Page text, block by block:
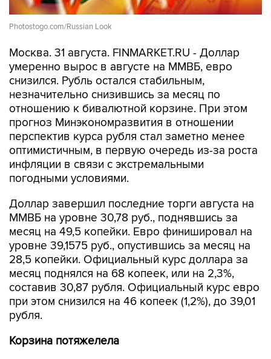
Photostogo.com/Russian Look
Москва. 31 августа. FINMARKET.RU - Доллар
умеренно вырос в августе на ММВБ, евро
снизился. Рубль остался стабильным,
незначительно снизившись за месяц по
отношению к бивалютной корзине. При этом
прогноз Минэкономразвития в отношении
перспектив курса рубля стал заметно менее
оптимистичным, в первую очередь из-за роста
инфляции в связи с экстремальными
погодными условиями.
Доллар завершил последние торги августа на
ММВБ на уровне 30,78 руб., поднявшись за
месяц на 49,5 копейки. Евро финишировал на
уровне 39,1575 руб., опустившись за месяц на
28,5 копейки. Официальный курс доллара за
месяц поднялся на 68 копеек, или на 2,3%,
составив 30,87 рубля. Официальный курс евро
при этом снизился на 46 копеек (1,2%), до 39,01
рубля.
Корзина потяжелела